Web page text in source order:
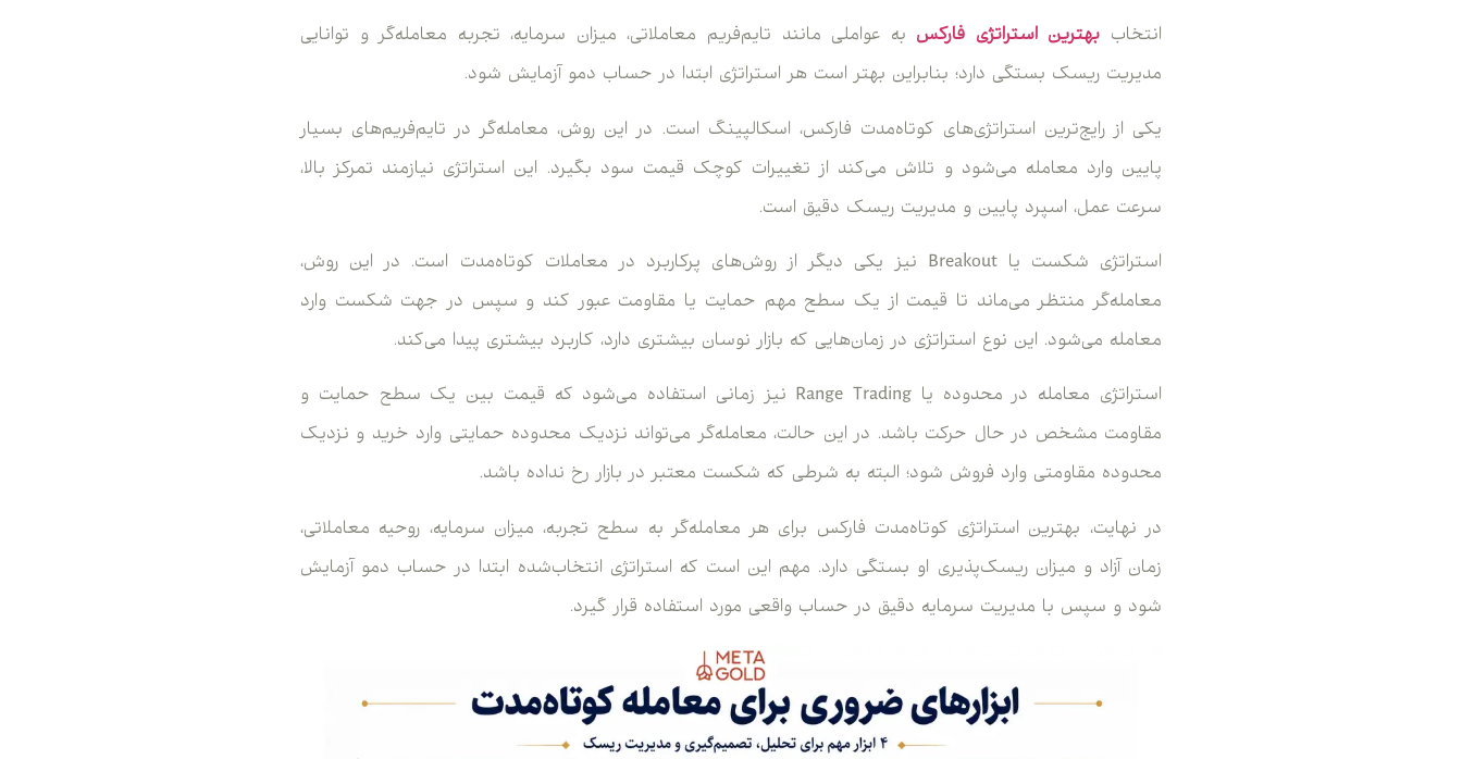
انتخاب بهترین استراتژی فارکس به عواملی مانند تایم‌فریم معاملاتی، میزان سرمایه، تجربه معامله‌گر و توانایی
مدیریت ریسک بستگی دارد؛ بنابراین بهتر است هر استراتژی ابتدا در حساب دمو آزمایش شود.
یکی از رایج‌ترین استراتژی‌های کوتاه‌مدت فارکس، اسکالپینگ است. در این روش، معامله‌گر در تایم‌فریم‌های بسیار
پایین وارد معامله می‌شود و تلاش می‌کند از تغییرات کوچک قیمت سود بگیرد. این استراتژی نیازمند تمرکز بالا،
سرعت عمل، اسپرد پایین و مدیریت ریسک دقیق است.
استراتژی شکست یا Breakout نیز یکی دیگر از روش‌های پرکاربرد در معاملات کوتاه‌مدت است. در این روش،
معامله‌گر منتظر می‌ماند تا قیمت از یک سطح مهم حمایت یا مقاومت عبور کند و سپس در جهت شکست وارد
معامله می‌شود. این نوع استراتژی در زمان‌هایی که بازار نوسان بیشتری دارد، کاربرد بیشتری پیدا می‌کند.
استراتژی معامله در محدوده یا Range Trading نیز زمانی استفاده می‌شود که قیمت بین یک سطح حمایت و
مقاومت مشخص در حال حرکت باشد. در این حالت، معامله‌گر می‌تواند نزدیک محدوده حمایتی وارد خرید و نزدیک
محدوده مقاومتی وارد فروش شود؛ البته به شرطی که شکست معتبر در بازار رخ نداده باشد.
در نهایت، بهترین استراتژی کوتاه‌مدت فارکس برای هر معامله‌گر به سطح تجربه، میزان سرمایه، روحیه معاملاتی،
زمان آزاد و میزان ریسک‌پذیری او بستگی دارد. مهم این است که استراتژی انتخاب‌شده ابتدا در حساب دمو آزمایش
شود و سپس با مدیریت سرمایه دقیق در حساب واقعی مورد استفاده قرار گیرد.